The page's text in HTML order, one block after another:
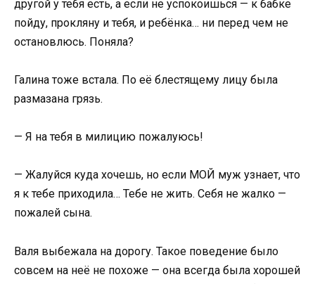
другой у тебя есть, а если не успокоишься — к бабке
пойду, прокляну и тебя, и ребёнка… ни перед чем не
остановлюсь. Поняла?
Галина тоже встала. По её блестящему лицу была
размазана грязь.
— Я на тебя в милицию пожалуюсь!
— Жалуйся куда хочешь, но если МОЙ муж узнает, что
я к тебе приходила… Тебе не жить. Себя не жалко —
пожалей сына.
Валя выбежала на дорогу. Такое поведение было
совсем на неё не похоже — она всегда была хорошей